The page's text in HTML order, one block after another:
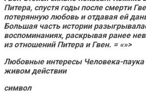
Питера, спустя годы после смерти
потерянную любовь и отдавая ей
Большая часть истории
воспоминаниях, раскрывая ранее
из отношений Питера и Гвен. = «»>
Любовные интересы Человека-
живом действии
символ